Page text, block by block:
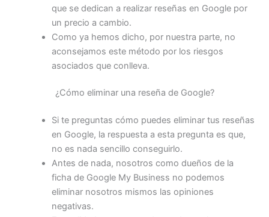
que se dedican a realizar reseñas en Google por
un precio a cambio.
Como ya hemos dicho, por nuestra parte, no
aconsejamos este método por los riesgos
asociados que conlleva.
¿Cómo eliminar una reseña de Google?
Si te preguntas cómo puedes eliminar tus reseñas
en Google, la respuesta a esta pregunta es que,
no es nada sencillo conseguirlo.
Antes de nada, nosotros como dueños de la
ficha de Google My Business no podemos
eliminar nosotros mismos las opiniones
negativas.